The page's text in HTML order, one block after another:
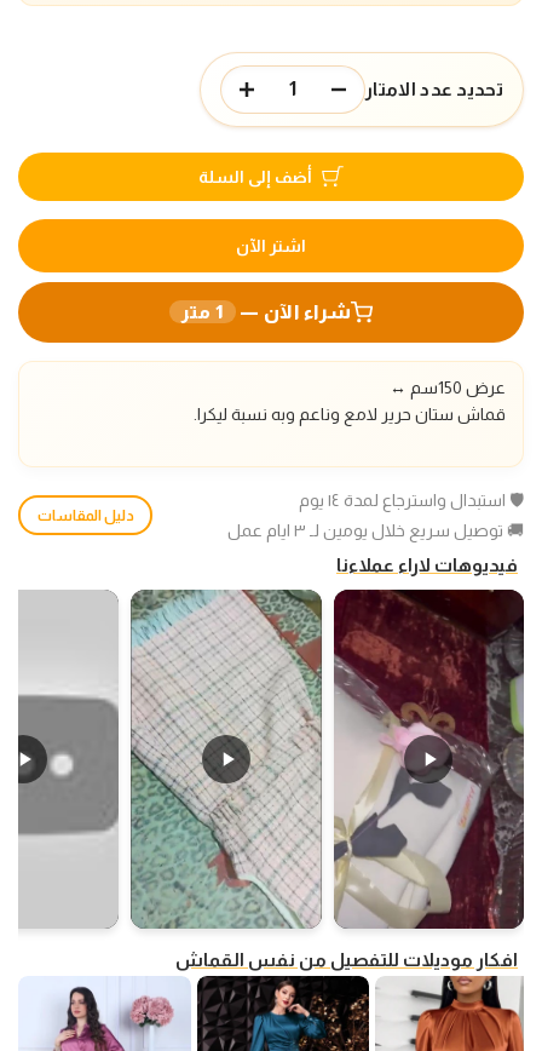
تحديد عدد الامتار
أضف إلى السلة
اشتر الآن
شراء الآن — 1 متر
عرض 150سم
↔️
قماش ستان حرير لامع وناعم وبه نسبة ليكرا.
🛡️ استبدال واسترجاع لمدة ١٤ يوم
🚚 توصيل سريع خلال يومين لـ ٣ ايام عمل
دليل المقاسات
فيديوهات لاراء عملاءنا
افكار موديلات للتفصيل من نفس القماش